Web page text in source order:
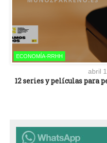
ECONOMÍA-RRHH
abril
12 series y películas para